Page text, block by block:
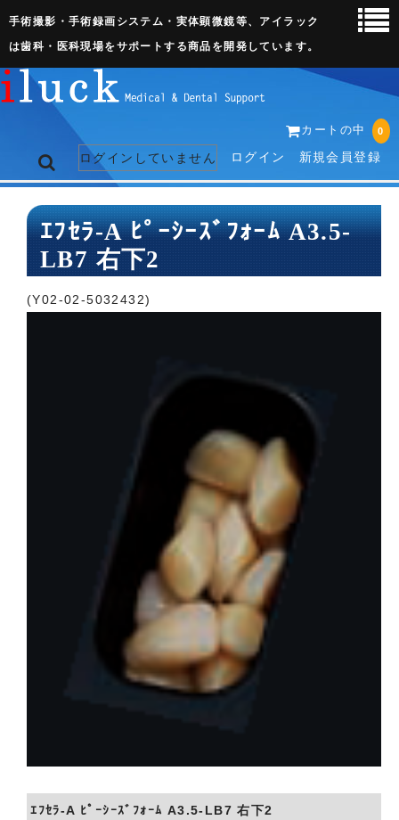
手術撮影・手術録画システム・実体顕微鏡等、アイラック
は歯科・医科現場をサポートする商品を開発しています。
カートの中 0
ログインしていません ログイン 新規会員登録
トップページ
ネット販売ページ
歯科関連機器
ｴﾌｾﾗ-A ﾋﾟｰｼｰｽﾞﾌｫｰﾑ A3.5-
LB7 右下2
(Y02-02-5032432)
ｴﾌｾﾗ-A ﾋﾟｰｼｰｽﾞﾌｫｰﾑ A3.5-LB7 右下2